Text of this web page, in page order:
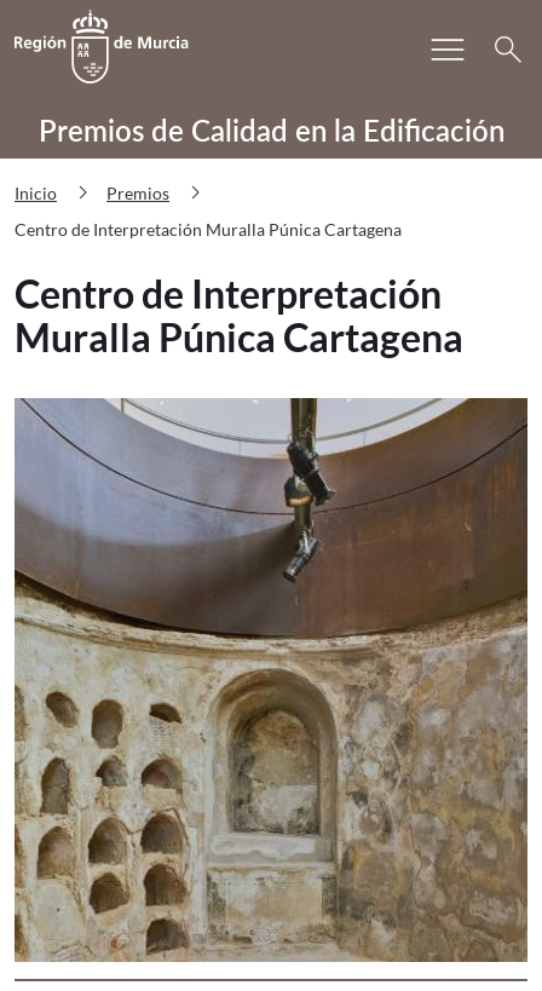
PRECAE Centro de Interpretación
Volver a
Ir a
menu search
Premios de Calidad en la Edificación
Inicio chevron_right Premios chevron_right
Centro de Interpretación Muralla Púnica Cartagena
Centro de Interpretación
Muralla Púnica Cartagena